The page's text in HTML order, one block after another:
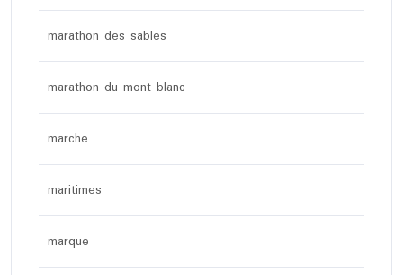
marathon des sables
marathon du mont blanc
marche
maritimes
marque